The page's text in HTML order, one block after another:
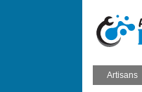
Artisans